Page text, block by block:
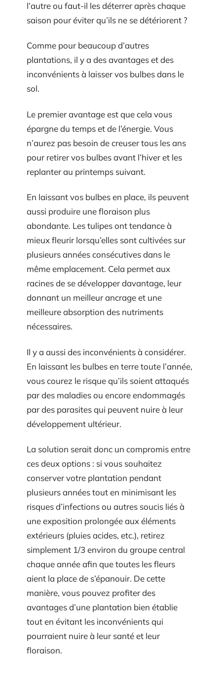
l’autre ou faut-il les déterrer après chaque
saison pour éviter qu’ils ne se détériorent ?
Comme pour beaucoup d’autres
plantations, il y a des avantages et des
inconvénients à laisser vos bulbes dans le
sol.
Le premier avantage est que cela vous
épargne du temps et de l’énergie. Vous
n’aurez pas besoin de creuser tous les ans
pour retirer vos bulbes avant l’hiver et les
replanter au printemps suivant.
En laissant vos bulbes en place, ils peuvent
aussi produire une floraison plus
abondante. Les tulipes ont tendance à
mieux fleurir lorsqu’elles sont cultivées sur
plusieurs années consécutives dans le
même emplacement. Cela permet aux
racines de se développer davantage, leur
donnant un meilleur ancrage et une
meilleure absorption des nutriments
nécessaires.
Il y a aussi des inconvénients à considérer.
En laissant les bulbes en terre toute l’année,
vous courez le risque qu’ils soient attaqués
par des maladies ou encore endommagés
par des parasites qui peuvent nuire à leur
développement ultérieur.
La solution serait donc un compromis entre
ces deux options : si vous souhaitez
conserver votre plantation pendant
plusieurs années tout en minimisant les
risques d’infections ou autres soucis liés à
une exposition prolongée aux éléments
extérieurs (pluies acides, etc.), retirez
simplement 1/3 environ du groupe central
chaque année afin que toutes les fleurs
aient la place de s’épanouir. De cette
manière, vous pouvez profiter des
avantages d’une plantation bien établie
tout en évitant les inconvénients qui
pourraient nuire à leur santé et leur
floraison.